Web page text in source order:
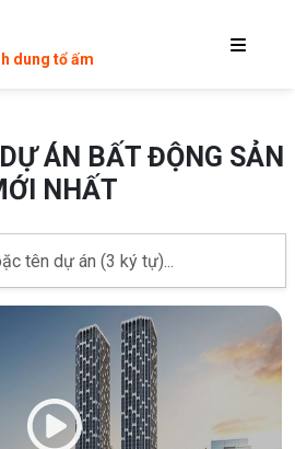
dung tổ ấm
ÁN BẤT ĐỘNG SẢN
NHẤT